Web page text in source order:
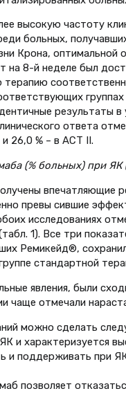
высокую частоту
больных,
Крона, оптимальной
на 8-й неделе был
терапию
результаты
ответа
26,0 % – в АСТ II.
(% больных) при ЯК
впечатляющие
превы сившие
исследованиях
1). Все три
Ремикейд®,
стандартной
явления, были
чаще отмечали
можно сделать
и характеризуется
и поддерживать при
позволяет